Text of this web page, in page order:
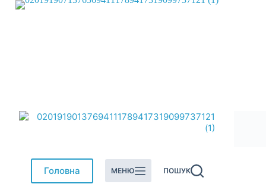
Перейти
Головна МЕНЮ ПОШУК